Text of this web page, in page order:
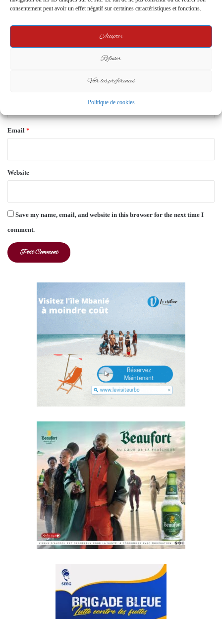
consentement peut avoir un effet négatif sur certaines caractéristiques et fonctions.
Accepter
Refuser
Voir les préférences
Politique de cookies
m
m
Email *
Website
Save my name, email, and website in this browser for the next time I
comment.